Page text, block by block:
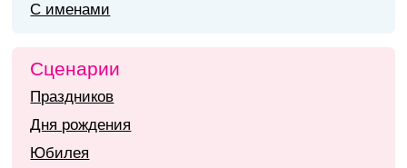
С именами
Сценарии
Праздников
Дня рождения
Юбилея